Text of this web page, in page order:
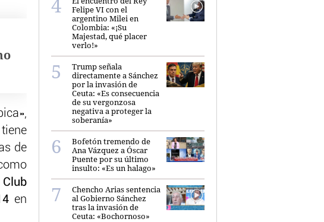
de
Club
en
Felipe VI con el
argentino Milei en
Colombia: «¡Su
Majestad, qué placer
verlo!»
Trump señala
directamente a Sánchez
por la invasión de
Ceuta: «Es consecuencia
de su vergonzosa
negativa a proteger la
soberanía»
Bofetón tremendo de
Ana Vázquez a Óscar
Puente por su último
insulto: «Es un halago»
Chencho Arias sentencia
al Gobierno Sánchez
tras la invasión de
Ceuta: «Bochornoso»